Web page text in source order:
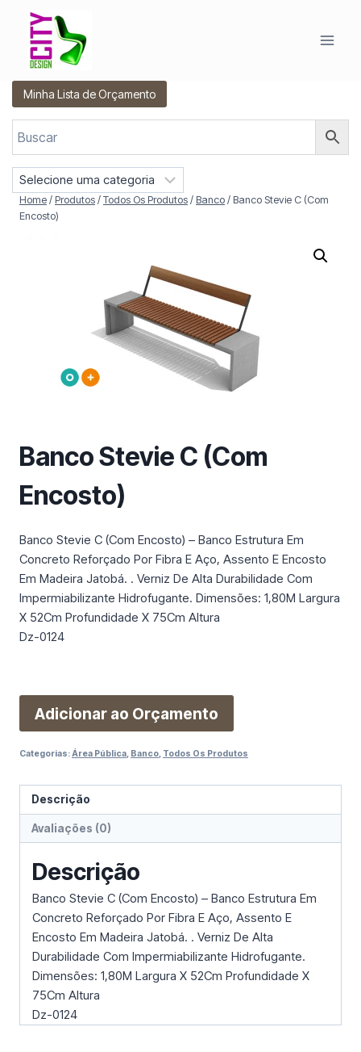
Conteúdo
Minha Lista de Orçamento
eHome / Produtos / Todos Os Produtos / Banco / Banco Stevie C (Com
Encosto)
Banco Stevie C (Com
Encosto)
Banco Stevie C (Com Encosto) – Banco Estrutura Em
Concreto Reforçado Por Fibra E Aço, Assento E Encosto
Em Madeira Jatobá. . Verniz De Alta Durabilidade Com
Impermiabilizante Hidrofugante. Dimensões: 1,80M Largura
X 52Cm Profundidade X 75Cm Altura
Dz-0124
Adicionar ao Orçamento
Categorias:Área Pública, Banco, Todos Os Produtos
Descrição
Avaliações (0)
Descrição
Banco Stevie C (Com Encosto) – Banco Estrutura Em
Concreto Reforçado Por Fibra E Aço, Assento E
Encosto Em Madeira Jatobá. . Verniz De Alta
Durabilidade Com Impermiabilizante Hidrofugante.
Dimensões: 1,80M Largura X 52Cm Profundidade X
75Cm Altura
Dz-0124